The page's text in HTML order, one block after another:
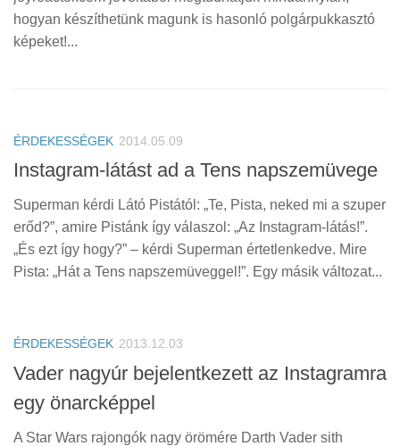
hogyan készíthetünk magunk is hasonló polgárpukkasztó
képeket!...
ÉRDEKESSÉGEK 2014.05.09
Instagram-látást ad a Tens napszemüvege
Superman kérdi Látó Pistától: „Te, Pista, neked mi a szuper
erőd?”, amire Pistánk így válaszol: „Az Instagram-látás!”.
„És ezt így hogy?” – kérdi Superman értetlenkedve. Mire
Pista: „Hát a Tens napszemüveggel!”. Egy másik változat...
ÉRDEKESSÉGEK 2013.12.03
Vader nagyúr bejelentkezett az Instagramra
egy önarcképpel
A Star Wars rajongók nagy örömére Darth Vader sith